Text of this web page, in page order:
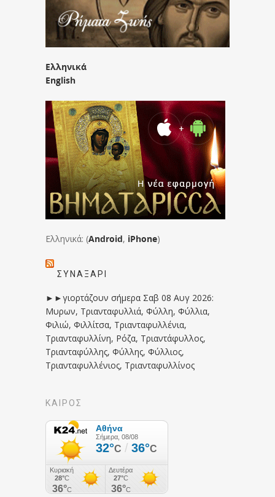
Ελληνικά
English
Ελληνικά: (Android, iPhone)
ΣΥΝΑΞΆΡΙ
►►γιορτάζουν σήμερα Σαβ 08 Αυγ 2026:
Μυρων, Τριανταφυλλιά, Φύλλη, Φύλλια,
Φιλιώ, Φιλλίτσα, Τριανταφυλλένια,
Τριανταφυλλίνη, Ρόζα, Τριαντάφυλλος,
Τριανταφύλλης, Φύλλης, Φύλλιος,
Τριανταφυλλένιος, Τριανταφυλλίνος
ΚΑΙΡΟΣ